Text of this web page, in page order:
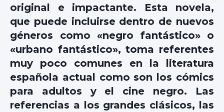
original e impactante. Esta novela,
que puede incluirse dentro de nuevos
géneros como «negro fantástico» o
«urbano fantástico», toma referentes
muy poco comunes en la literatura
española actual como son los cómics
para adultos y el cine negro. Las
referencias a los grandes clásicos, las